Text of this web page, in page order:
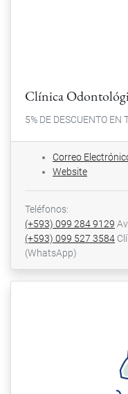
Clínica
5% DE DESCUENTO EN
Correo
Website
Teléfonos:
(+593) 099 284 9129
(+593) 099 527 3584
(WhatsApp)